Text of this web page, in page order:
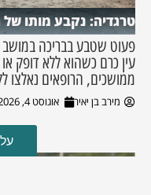
טרגדיה: נקבע מותו
פעוט שטבע בבריכה
עין כרם כשהוא ללא דופק
ממושכים, הרופאים נאלצו
מירב בן יאיר אוגוסט 4, 2026